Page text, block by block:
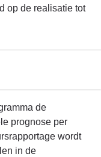
op de realisatie tot
de
prognose per
wordt
in de